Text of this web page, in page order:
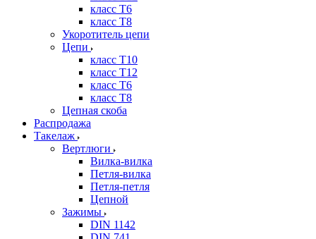
класс Т6
класс Т8
Укоротитель цепи
Цепи
класс Т10
класс Т12
класс Т6
класс Т8
Цепная скоба
Распродажа
Такелаж
Вертлюги
Вилка-вилка
Петля-вилка
Петля-петля
Цепной
Зажимы
DIN 1142